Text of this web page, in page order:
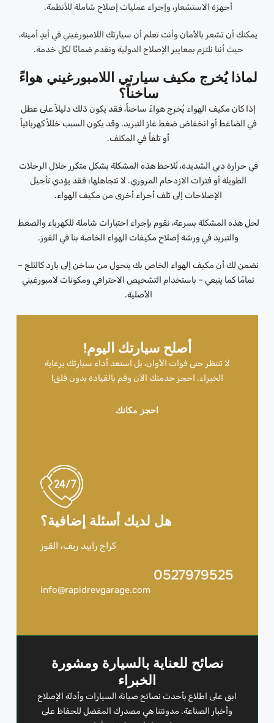
أصلح سيارتك اليوم!
لا تنتظر حتى فوات الأوان، بل استعد أداء سيارتك برعاية
الخبراء. احجز خدمتك الآن وقم بالقيادة بدون قلق!
احجز مكانك
هل لديك أسئلة إضافية؟
كراج رابيد ريف، القوز
0527979525
info@rapidrevgarage.com
نصائح للعناية بالسيارة ومشورة
الخبراء
ابق على اطلاع بأحدث نصائح صيانة السيارات وأدلة الإصلاح
وأخبار الصناعة. مدونتنا هي مصدرك المفضل للحفاظ على
أجهزة الاستشعار، وإجراء عمليات إصلاح شاملة للأنظمة.
يمكنك أن تشعر بالأمان وأنت تعلم أن سيارتك اللامبورغيني في أيدٍ أمينة،
حيث أننا نلتزم بمعايير الإصلاح الدولية ونقدم ضمانًا لكل خدمة.
لماذا يُخرج مكيف سيارتي اللامبورغيني هواءً
ساخناً؟
إذا كان مكيف الهواء يُخرج هواءً ساخناً، فقد يكون ذلك دليلاً على عطل
في الضاغط أو انخفاض ضغط غاز التبريد. وقد يكون السبب خللاً كهربائياً
أو تلفاً في المكثف.
في حرارة دبي الشديدة، تُلاحظ هذه المشكلة بشكل متكرر خلال الرحلات
الطويلة أو فترات الازدحام المروري. لا تتجاهلها؛ فقد يؤدي تأجيل
الإصلاحات إلى تلف أجزاء أخرى من مكيف الهواء.
لحل هذه المشكلة بسرعة، نقوم بإجراء اختبارات شاملة للكهرباء والضغط
والتبريد في ورشة إصلاح مكيفات الهواء الخاصة بنا في القوز.
نضمن لك أن مكيف الهواء الخاص بك يتحول من ساخن إلى بارد كالثلج –
تمامًا كما ينبغي – باستخدام التشخيص الاحترافي ومكونات لامبورغيني
الأصلية.